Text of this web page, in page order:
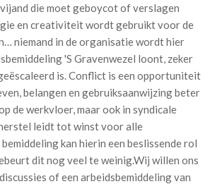
die moet geboycot of verslagen
en creativiteit wordt gebruikt voor de
niemand in de organisatie wordt hier
'S Gravenwezel loont, zeker
is. Conflict is een opportuniteit
belangen en gebruiksaanwijzing beter
de werkvloer, maar ook in syndicale
leidt tot winst voor alle
kan hierin een beslissende rol
dit nog veel te weinig.Wij willen ons
of een arbeidsbemiddeling van